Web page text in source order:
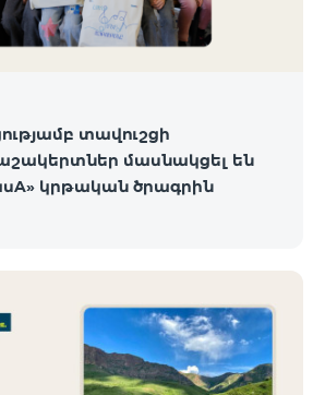
տավուշցի
մասնակցել են
կրթական ծրագրին